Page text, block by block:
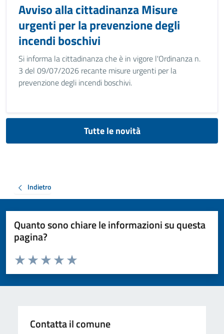
Avviso alla cittadinanza Misure
urgenti per la prevenzione degli
incendi boschivi
Si informa la cittadinanza che è in vigore l'Ordinanza n.
3 del 09/07/2026 recante misure urgenti per la
prevenzione degli incendi boschivi.
Tutte le novità
Indietro
Quanto sono chiare le informazioni su questa
pagina?
Valuta da 1 a 5 stelle la pagina
Valuta 5 stelle su 5
Valuta 4 stelle su 5
Valuta 3 stelle su 5
Valuta 2 stelle su 5
Valuta 1 stelle su 5
Contatta il comune